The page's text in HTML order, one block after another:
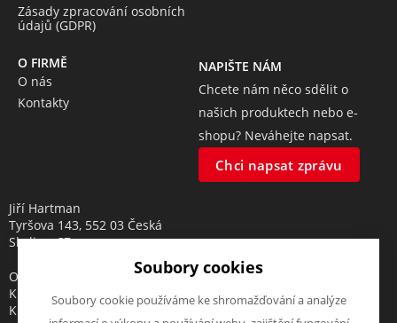
Zásady zpracování osobních
údajů (GDPR)
O FIRMĚ
O nás
Kontakty
NAPIŠTE NÁM
Chcete nám něco sdělit o
našich produktech nebo e-
shopu? Neváhejte napsat.
Chci napsat zprávu
Jiří Hartman
Tyršova 143, 552 03 Česká
Skalice, CZ
Obchodní rejstřík vedený u
Krajského soudu v Hradci
Králové, oddíl A, vložka 18553
Soubory cookies
Soubory cookie používáme ke shromažďování a analýze